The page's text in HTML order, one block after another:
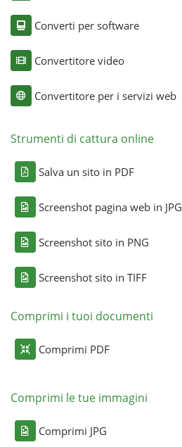
Converti per software
Convertitore video
Convertitore per i servizi web
Strumenti di cattura online
Salva un sito in PDF
Screenshot pagina web in JPG
Screenshot sito in PNG
Screenshot sito in TIFF
Comprimi i tuoi documenti
Comprimi PDF
Comprimi le tue immagini
Comprimi JPG